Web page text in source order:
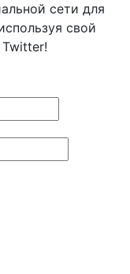
сети для
свой
Twitter!